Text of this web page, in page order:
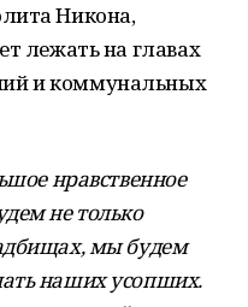
Никона,
лежать на главах
и коммунальных
нравственное
не только
мы будем
наших усопших.